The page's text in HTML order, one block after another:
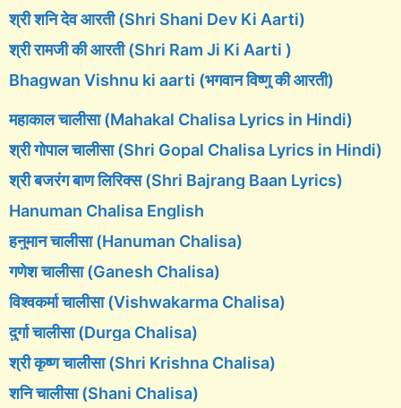
श्री शनि देव आरती (Shri Shani Dev Ki Aarti)
श्री रामजी की आरती (Shri Ram Ji Ki Aarti )
Bhagwan Vishnu ki aarti (भगवान विष्णु की आरती)
महाकाल चालीसा (Mahakal Chalisa Lyrics in Hindi)
श्री गोपाल चालीसा (Shri Gopal Chalisa Lyrics in Hindi)
श्री बजरंग बाण लिरिक्स (Shri Bajrang Baan Lyrics)
Hanuman Chalisa English
हनुमान चालीसा (Hanuman Chalisa)
गणेश चालीसा (Ganesh Chalisa)
विश्वकर्मा चालीसा (Vishwakarma Chalisa)
दुर्गा चालीसा (Durga Chalisa)
श्री कृष्ण चालीसा (Shri Krishna Chalisa)
शनि चालीसा (Shani Chalisa)